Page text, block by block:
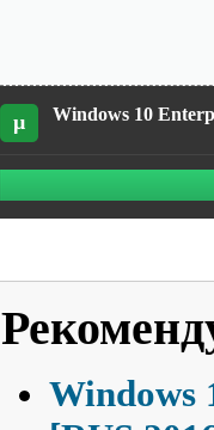
µ Windows 10
Windows